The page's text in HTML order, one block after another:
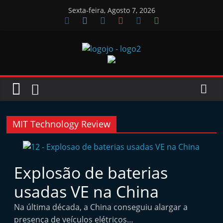
Sexta-feira, Agosto 7, 2026
Jornal
Oficinas
J
n
l
MIT Technology Review
Explosão de baterias
usadas VE na China
Na última década, a China conseguiu alargar a
presença de veículos elétricos…